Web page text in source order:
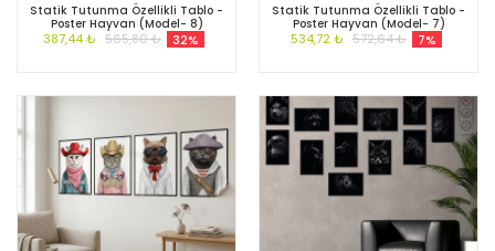
Statik Tutunma Özellikli Tablo -
Poster Hayvan (Model- 8)
387,44 ₺ 565,80 ₺ 32%
Statik Tutunma Özellikli Tablo -
Poster Hayvan (Model- 7)
534,72 ₺ 572,64 ₺ 7%